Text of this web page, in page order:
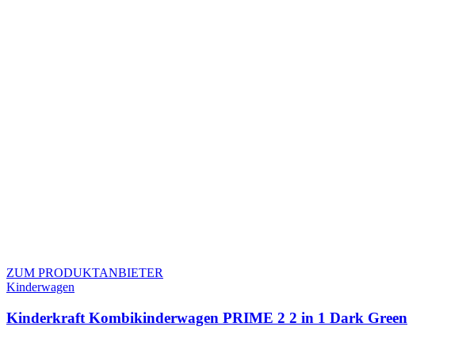
ZUM PRODUKTANBIETER
Kinderwagen
Kinderkraft Kombikinderwagen PRIME 2 2 in 1 Dark Green